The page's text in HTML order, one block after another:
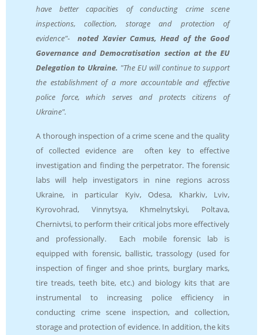
have better capacities of conducting crime scene
inspections, collection, storage and protection of
evidence"-noted Xavier Camus, Head of the Good
Governance and Democratisation section at the EU
Delegation to Ukraine. "The EU will continue to support
the establishment of a more accountable and effective
police force, which serves and protects citizens of
Ukraine".
A thorough inspection of a crime scene and the quality
of collected evidence are often key to effective
investigation and finding the perpetrator. The forensic
labs will help investigators in nine regions across
Ukraine, in particular Kyiv, Odesa, Kharkiv, Lviv,
Kyrovohrad, Vinnytsya, Khmelnytskyi, Poltava,
Chernivtsi, to perform their critical jobs more effectively
and professionally. Each mobile forensic lab is
equipped with forensic, ballistic, trassology (used for
inspection of finger and shoe prints, burglary marks,
tire treads, teeth bite, etc.) and biology kits that are
instrumental to increasing police efficiency in
conducting crime scene inspection, and collection,
storage and protection of evidence. In addition, the kits